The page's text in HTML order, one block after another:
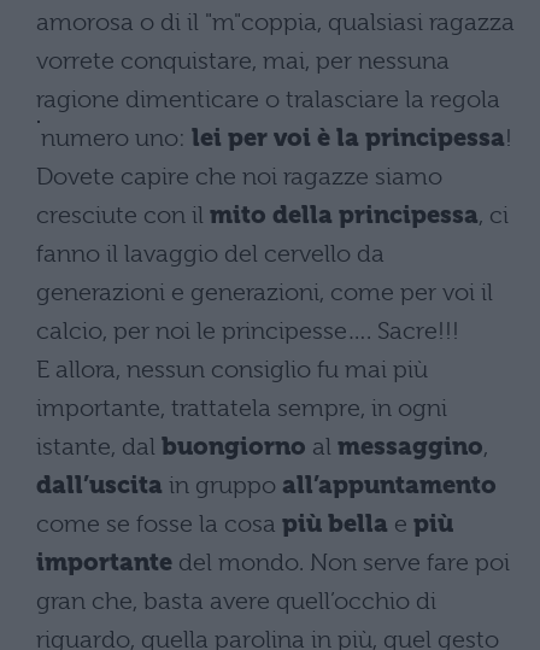
amorosa o di il "m"coppia, qualsiasi ragazza
vorrete conquistare, mai, per nessuna
ragione dimenticare o tralasciare la regola
numero uno: lei per voi è la principessa!
Dovete capire che noi ragazze siamo
cresciute con il mito della principessa, ci
fanno il lavaggio del cervello da
generazioni e generazioni, come per voi il
calcio, per noi le principesse…. Sacre!!!
E allora, nessun consiglio fu mai più
importante, trattatela sempre, in ogni
istante, dal buongiorno al messaggino,
dall’uscita in gruppo all’appuntamento
come se fosse la cosa più bella e più
importante del mondo. Non serve fare poi
gran che, basta avere quell’occhio di
riguardo, quella parolina in più, quel gesto